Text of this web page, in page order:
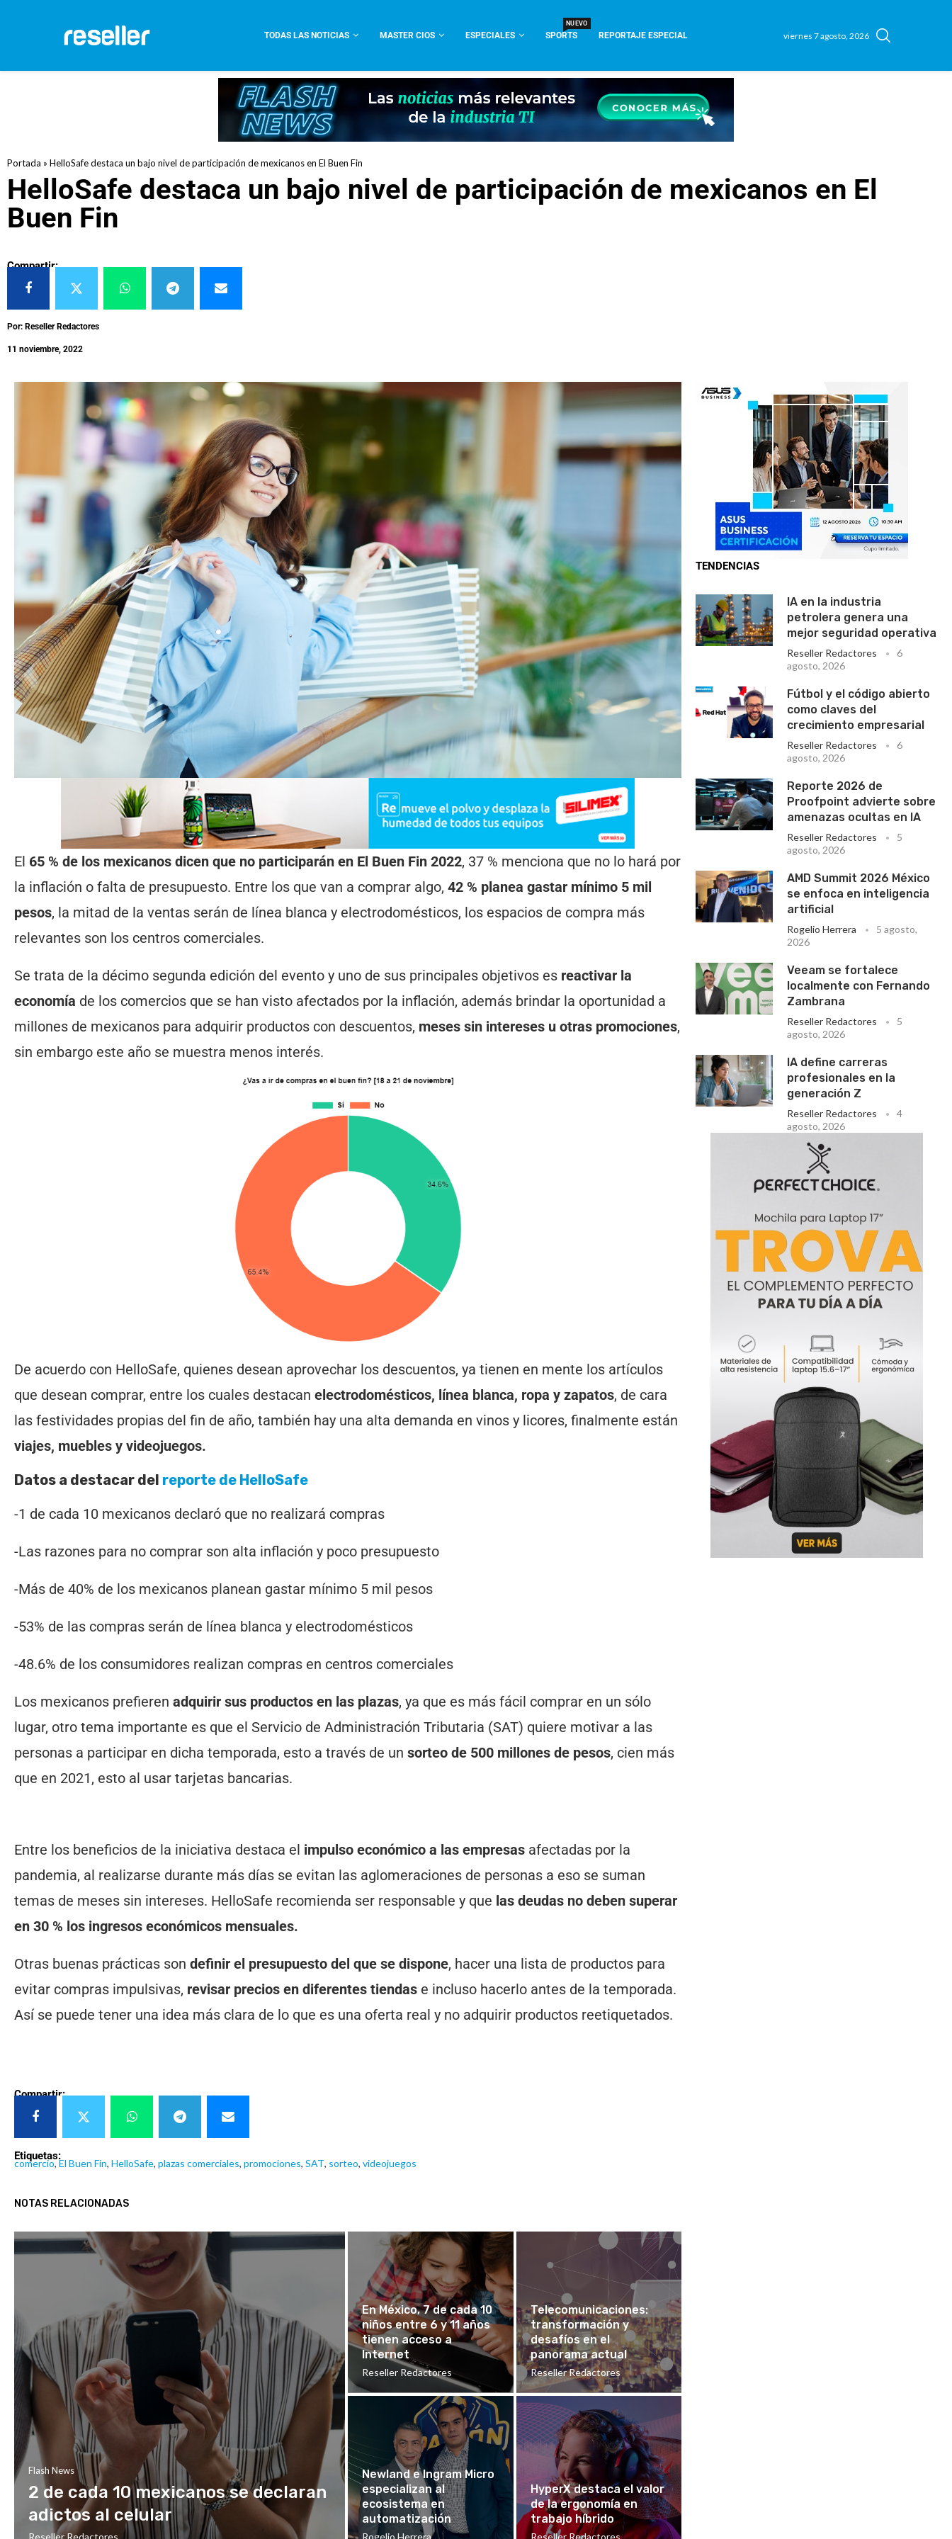
TODAS LAS NOTICIAS MASTER CIOS ESPECIALES SPORTS
NUEVO
REPORTAJE ESPECIAL viernes 7 agosto, 2026
Portada » HelloSafe destaca un bajo nivel de participación de mexicanos en El Buen Fin
HelloSafe destaca un bajo nivel de participación de mexicanos en El
Buen Fin
Compartir:
Por: Reseller Redactores
11 noviembre, 2022
El 65 % de los mexicanos dicen que no participarán en El Buen Fin 2022, 37 % menciona que no lo hará por
la inflación o falta de presupuesto. Entre los que van a comprar algo, 42 % planea gastar mínimo 5 mil
pesos, la mitad de la ventas serán de línea blanca y electrodomésticos, los espacios de compra más
relevantes son los centros comerciales.
Se trata de la décimo segunda edición del evento y uno de sus principales objetivos es reactivar la
economía de los comercios que se han visto afectados por la inflación, además brindar la oportunidad a
millones de mexicanos para adquirir productos con descuentos, meses sin intereses u otras promociones,
sin embargo este año se muestra menos interés.
De acuerdo con HelloSafe, quienes desean aprovechar los descuentos, ya tienen en mente los artículos
que desean comprar, entre los cuales destacan electrodomésticos, línea blanca, ropa y zapatos, de cara
las festividades propias del fin de año, también hay una alta demanda en vinos y licores, finalmente están
viajes, muebles y videojuegos.
Datos a destacar del reporte de HelloSafe
-1 de cada 10 mexicanos declaró que no realizará compras
-Las razones para no comprar son alta inflación y poco presupuesto
-Más de 40% de los mexicanos planean gastar mínimo 5 mil pesos
-53% de las compras serán de línea blanca y electrodomésticos
-48.6% de los consumidores realizan compras en centros comerciales
Los mexicanos prefieren adquirir sus productos en las plazas, ya que es más fácil comprar en un sólo
lugar, otro tema importante es que el Servicio de Administración Tributaria (SAT) quiere motivar a las
personas a participar en dicha temporada, esto a través de un sorteo de 500 millones de pesos, cien más
que en 2021, esto al usar tarjetas bancarias.
Entre los beneficios de la iniciativa destaca el impulso económico a las empresas afectadas por la
pandemia, al realizarse durante más días se evitan las aglomeraciones de personas a eso se suman
temas de meses sin intereses. HelloSafe recomienda ser responsable y que las deudas no deben superar
en 30 % los ingresos económicos mensuales.
Otras buenas prácticas son definir el presupuesto del que se dispone, hacer una lista de productos para
evitar compras impulsivas, revisar precios en diferentes tiendas e incluso hacerlo antes de la temporada.
Así se puede tener una idea más clara de lo que es una oferta real y no adquirir productos reetiquetados.
Compartir:
Etiquetas:
comercio,El Buen Fin, HelloSafe, plazas comerciales, promociones, SAT, sorteo, videojuegos
TENDENCIAS
IA en la industria
petrolera genera una
mejor seguridad operativa
Reseller Redactores
6
agosto, 2026
Fútbol y el código abierto
como claves del
crecimiento empresarial
Reseller Redactores
6
agosto, 2026
Reporte 2026 de
Proofpoint advierte sobre
amenazas ocultas en IA
Reseller Redactores
5
agosto, 2026
AMD Summit 2026 México
se enfoca en inteligencia
artificial
Rogelio Herrera
5 agosto,
2026
Veeam se fortalece
localmente con Fernando
Zambrana
Reseller Redactores
5
agosto, 2026
IA define carreras
profesionales en la
generación Z
Reseller Redactores
4
agosto, 2026
NOTAS RELACIONADAS
Flash News
2 de cada 10 mexicanos se declaran
adictos al celular
En México, 7 de cada 10
niños entre 6 y 11 años
tienen acceso a
Internet
Reseller Redactores
Telecomunicaciones:
transformación y
desafíos en el
panorama actual
Reseller Redactores
Newland e Ingram Micro
especializan al
ecosistema en
automatización
HyperX destaca el valor
de la ergonomía en
trabajo híbrido